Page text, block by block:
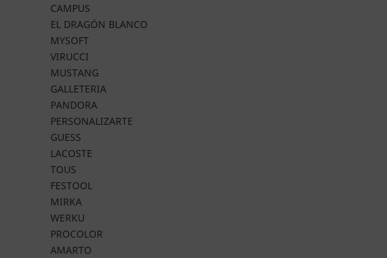
CAMPUS
EL DRAGÓN BLANCO
MYSOFT
VIRUCCI
MUSTANG
GALLETERIA
PANDORA
PERSONALIZARTE
GUESS
LACOSTE
TOUS
FESTOOL
MIRKA
WERKU
PROCOLOR
AMARTO